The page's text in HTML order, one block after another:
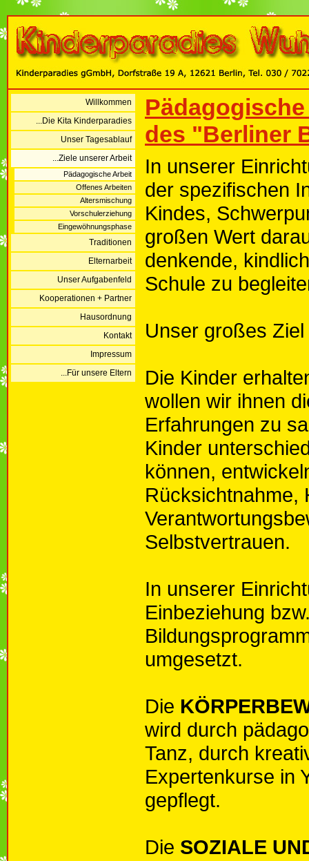
Willkommen
...Die Kita Kinderparadies
Unser Tagesablauf
...Ziele unserer Arbeit
Pädagogische Arbeit
Offenes Arbeiten
Altersmischung
Vorschulerziehung
Eingewöhnungsphase
Traditionen
Elternarbeit
Unser Aufgabenfeld
Kooperationen + Partner
Hausordnung
Kontakt
Impressum
...Für unsere Eltern
des "Berliner
In unserer
der spezifischen
Kindes,
großen Wert
denkende,
Schule zu
Unser großes
Die Kinder
wollen wir ihnen
Erfahrungen zu
Kinder
können,
Rücksichtnahme,
Selbstvertrauen.
In unserer
Einbeziehung
umgesetzt.
Die
wird durch
Tanz, durch
Expertenkurse in
gepflegt.
Die SOZIALE